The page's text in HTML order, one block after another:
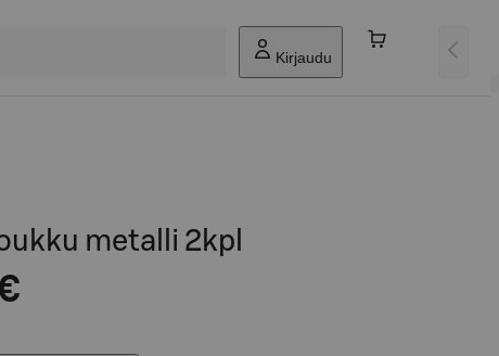
Kirjaudu
metalli 2kpl